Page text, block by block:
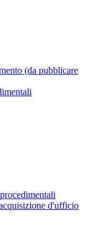
(da pubblicare
d'ufficio